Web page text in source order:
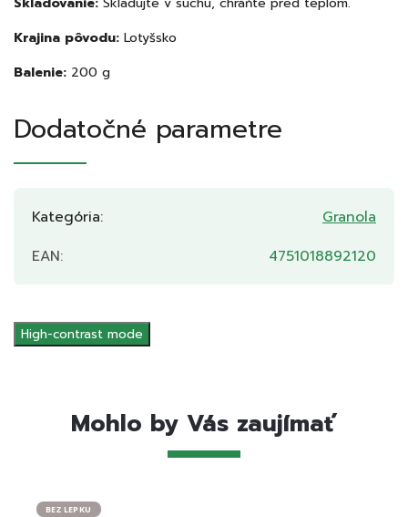
Krajina pôvodu: Lotyšsko
Balenie: 200 g
Dodatočné parametre
Kategória:
Granola
EAN: 4751018892120
High-contrast mode
Mohlo by Vás zaujímať
BEZ LEPKU